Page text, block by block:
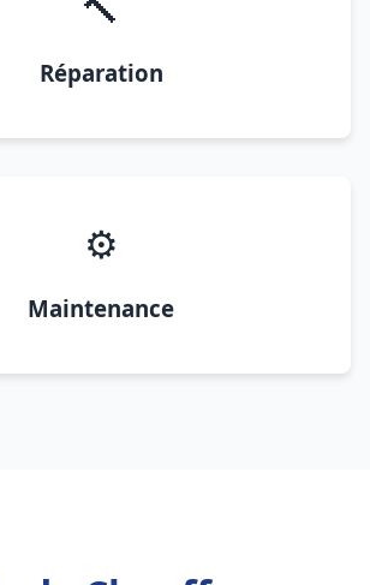
Réparation
⚙️
Maintenance